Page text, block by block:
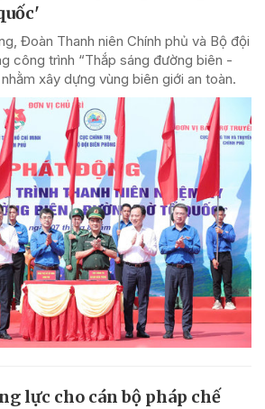
Đoàn Thanh niên Chính phủ và Bộ đội
công trình “Thắp sáng đường biên -
xây dựng vùng biên giới an toàn.
lực cho cán bộ pháp chế